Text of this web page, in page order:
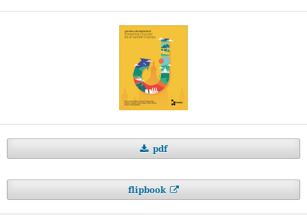
pdf
flipbook